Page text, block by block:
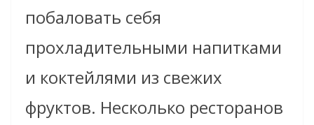
побаловать себя
прохладительными напитками
и коктейлями из свежих
фруктов. Несколько ресторанов